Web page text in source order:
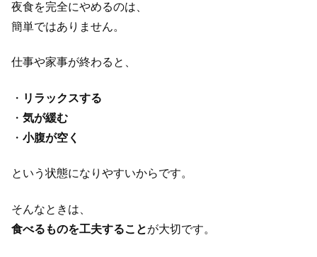
夜食を完全にやめるのは、
簡単ではありません。
仕事や家事が終わると、
・ リラックスする
・ 気が緩む
・ 小腹が空く
という状態になりやすいからです。
そんなときは、
食べるものを工夫することが大切です。